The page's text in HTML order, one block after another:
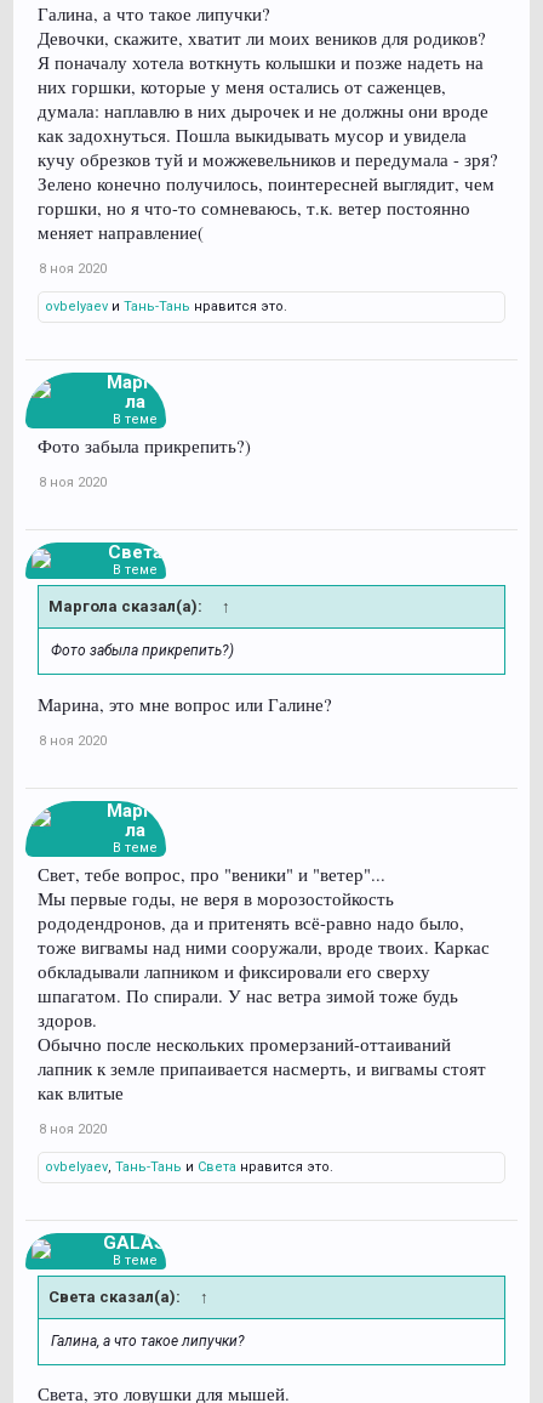
Галина, а что такое липучки?
Девочки, скажите, хватит ли моих веников для родиков?
Я поначалу хотела воткнуть колышки и позже надеть на
них горшки, которые у меня остались от саженцев,
думала: наплавлю в них дырочек и не должны они вроде
как задохнуться. Пошла выкидывать мусор и увидела
кучу обрезков туй и можжевельников и передумала - зря?
Зелено конечно получилось, поинтересней выглядит, чем
горшки, но я что-то сомневаюсь, т.к. ветер постоянно
меняет направление(
8 ноя 2020
ovbelyaev и Тань-Тань нравится это.
Марго
ла
В теме
Фото забыла прикрепить?)
8 ноя 2020
Света
В теме
Маргола сказал(а): ↑
Фото забыла прикрепить?)
Марина, это мне вопрос или Галине?
8 ноя 2020
Марго
ла
В теме
Свет, тебе вопрос, про "веники" и "ветер"...
Мы первые годы, не веря в морозостойкость
рододендронов, да и притенять всё-равно надо было,
тоже вигвамы над ними сооружали, вроде твоих. Каркас
обкладывали лапником и фиксировали его сверху
шпагатом. По спирали. У нас ветра зимой тоже будь
здоров.
Обычно после нескольких промерзаний-оттаиваний
лапник к земле припаивается насмерть, и вигвамы стоят
как влитые
8 ноя 2020
ovbelyaev, Тань-Тань и Света нравится это.
GALAS
В теме
Света сказал(а): ↑
Галина, а что такое липучки?
Света, это ловушки для мышей.